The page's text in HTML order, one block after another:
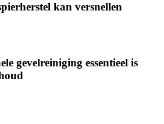
kan versnellen
gevelreiniging essentieel is